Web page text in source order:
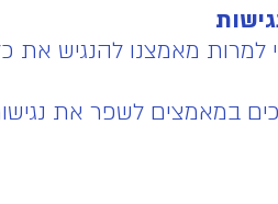
למרות מאמצנו להנגיש
במאמצים לשפר את